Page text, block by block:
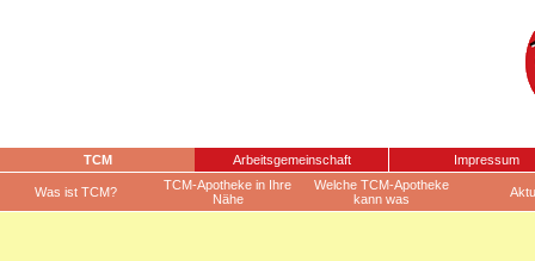
TCM Arbeitsgemeinschaft Impressum
Was ist TCM?
TCM-Apotheke in Ihre
Nähe
Welche TCM-Apotheke
kann was